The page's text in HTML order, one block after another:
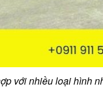
với nhiều loại hình